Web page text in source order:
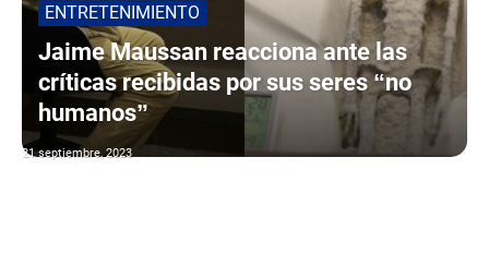
ENTRETENIMIENTO
Jaime Maussan reacciona ante las
críticas recibidas por sus seres “no
humanos”
21 septiembre, 2023